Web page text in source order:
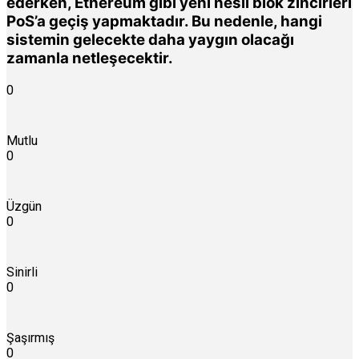
PoS’a geçiş yapmaktadır. Bu nedenle, hangi
sistemin gelecekte daha yaygın olacağı
zamanla netleşecektir.
0
Mutlu
0
Üzgün
0
Sinirli
0
Şaşırmış
0